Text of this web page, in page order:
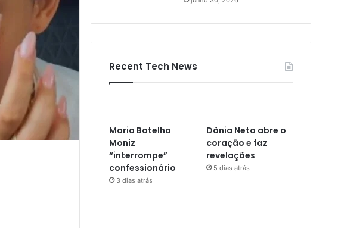
Recent Tech News
Maria Botelho
Moniz
“interrompe”
confessionário
3 dias atrás
Dânia Neto abre o
coração e faz
revelações
5 dias atrás